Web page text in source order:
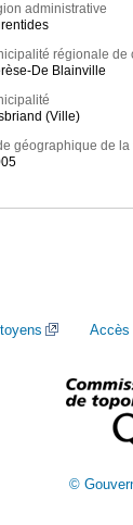
administrative
régionale de
De Blainville
(Ville)
géographique de la
Accès
©